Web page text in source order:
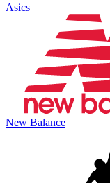
Asics
New Balance